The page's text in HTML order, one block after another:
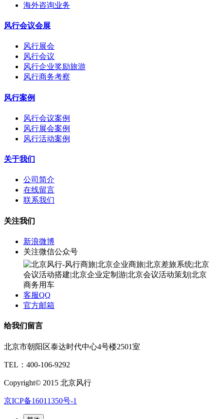
海外咨询业务
风行会议会展
风行展会
风行会议
风行企业奖励旅游
风行商务考察
风行案例
风行会议案例
风行展会案例
风行活动案例
关于我们
公司简介
在线留言
联系我们
关注我们
新浪微博
关注微信公众号
客服QQ
官方邮箱
给我们留言
北京市朝阳区泰达时代中心4号楼2501室
TEL：400-106-9292
Copyright© 2015 北京风行
京ICP备16011350号-1